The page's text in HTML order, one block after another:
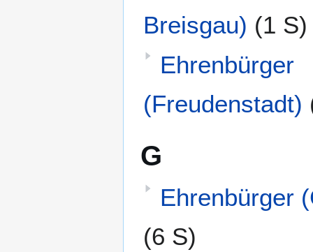
Breisgau) (1 S)
Ehrenbürger
(Freudenstadt)
G
Ehrenbürger
(6 S)